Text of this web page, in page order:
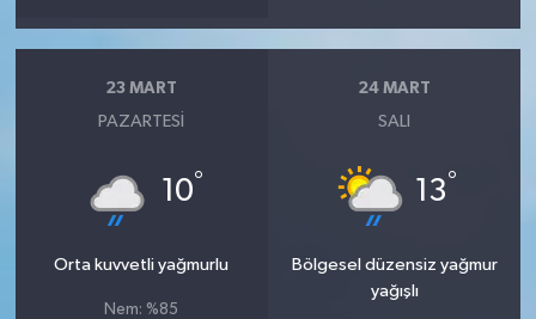
23 MART
PAZARTESI
10°
Orta kuvvetli yağmurlu
Nem: %85
24 MART
SALI
13°
Bölgesel düzensiz yağmur
yağışlı